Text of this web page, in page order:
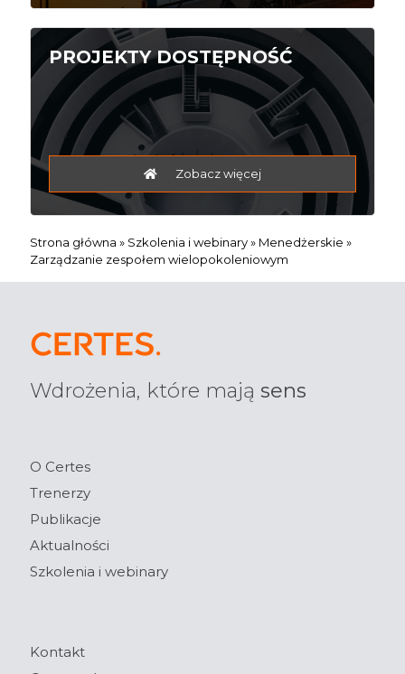
PROJEKTY DOSTĘPNOŚĆ
Zobacz więcej
Strona główna » Szkolenia i webinary» Menedżerskie »
Zarządzanie zespołem wielopokoleniowym
Wdrożenia, które mają sens
O Certes
Trenerzy
Publikacje
Aktualności
Szkolenia i webinary
Kontakt